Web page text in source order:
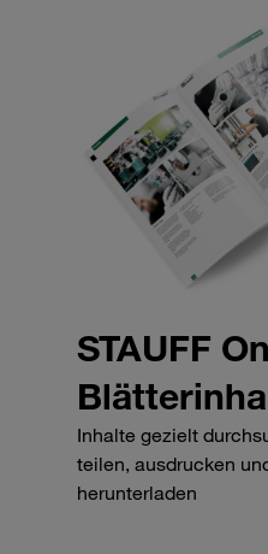
STAUFF
Inhalte gezielt
teilen, ausdrucken
herunterladen